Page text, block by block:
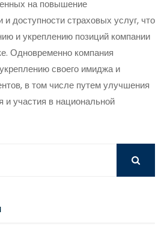
на повышение
и доступности страховых услуг, что
и укреплению позиций компании
Одновременно компания
своего имиджа и
в том числе путем улучшения
и участия в национальной